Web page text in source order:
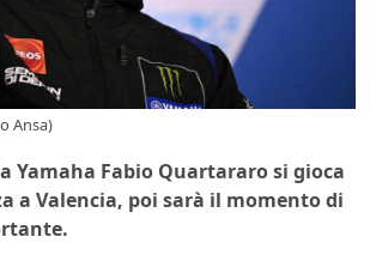
Ansa)
Yamaha Fabio Quartararo si gioca
a Valencia, poi sarà il momento di